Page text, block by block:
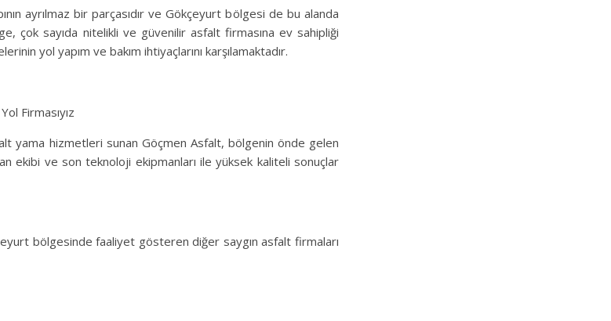
ayrılmaz bir parçasıdır ve Gökçeyurt bölgesi de bu alanda
çok sayıda nitelikli ve güvenilir asfalt firmasına ev sahipliği
yol yapım ve bakım ihtiyaçlarını karşılamaktadır.
Yol Firmasıyız
yama hizmetleri sunan Göçmen Asfalt, bölgenin önde gelen
ekibi ve son teknoloji ekipmanları ile yüksek kaliteli sonuçlar
bölgesinde faaliyet gösteren diğer saygın asfalt firmaları